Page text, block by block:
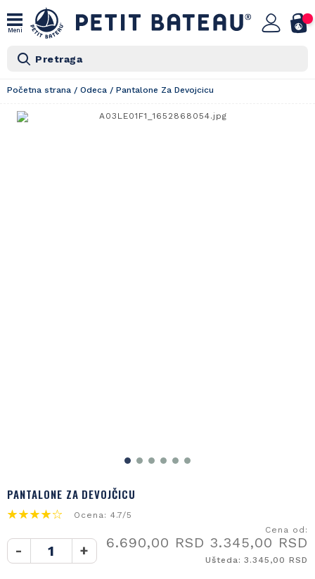
Meni
Pretraga
Početna strana / Odeca / Pantalone Za Devojcicu
PANTALONE ZA DEVOJČICU
Ocena: 4.7/5
- +
Cena od:
6.690,00 RSD 3.345,00 RSD
Ušteda: 3.345,00 RSD